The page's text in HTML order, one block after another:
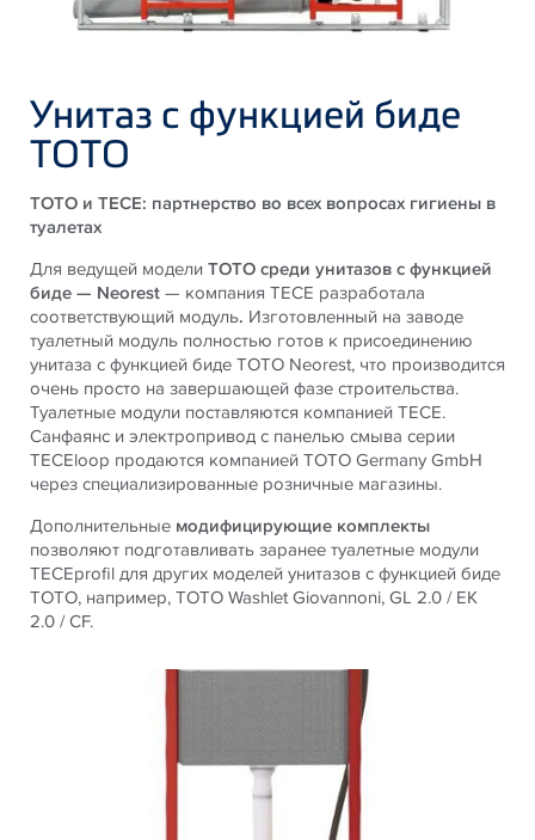
Унитаз с функцией биде
TOTO
TOTO и TECE: партнерство во всех вопросах гигиены в
туалетах
Для ведущей моделиTOTO среди унитазов с функцией
биде — Neorest— компания TECE разработала
соответствующий модуль. Изготовленный на заводе
туалетный модуль полностью готов к присоединению
унитаза с функцией биде TOTO Neorest, что производится
очень просто на завершающей фазе строительства.
Туалетные модули поставляются компанией TECE.
Санфаянс и электропривод с панелью смыва серии
TECEloop продаются компанией TOTO Germany GmbH
через специализированные розничные магазины.
Дополнительные модифицирующие комплекты
позволяют подготавливать заранее туалетные модули
TECEprofil для других моделей унитазов с функцией биде
TOTO, например, TOTO Washlet Giovannoni, GL 2.0 / EK
2.0 / CF.